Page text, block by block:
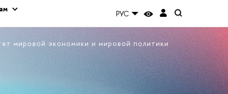
РУС
мировой экономики и мировой политики